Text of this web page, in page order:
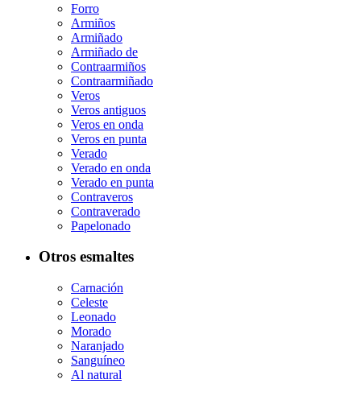
Forro
Armiños
Armiñado
Armiñado de
Contraarmiños
Contraarmiñado
Veros
Veros antiguos
Veros en onda
Veros en punta
Verado
Verado en onda
Verado en punta
Contraveros
Contraverado
Papelonado
Otros esmaltes
Carnación
Celeste
Leonado
Morado
Naranjado
Sanguíneo
Al natural